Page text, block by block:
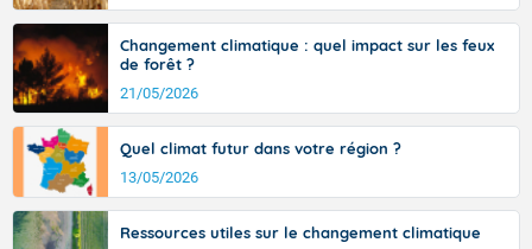
Changement climatique : quel impact sur les feux
de forêt ?
21/05/2026
Quel climat futur dans votre région ?
13/05/2026
Ressources utiles sur le changement climatique